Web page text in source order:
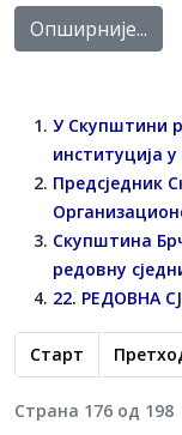
Опширније...
У Скупштини
институција
Предсједник
Скупштина
редовну
22. РЕДОВНA
Старт
Страна 176 од 198